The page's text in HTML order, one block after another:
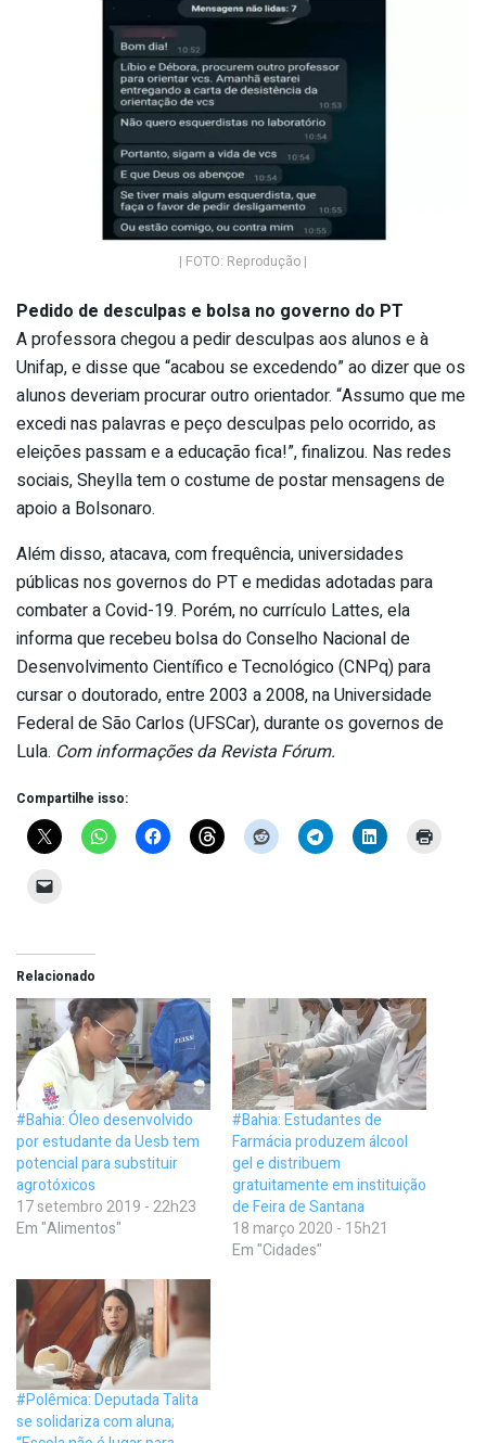
| FOTO: Reprodução |
Pedido de desculpas e bolsa no governo do PT
A professora chegou a pedir desculpas aos alunos e à
Unifap, e disse que “acabou se excedendo” ao dizer que os
alunos deveriam procurar outro orientador. “Assumo que me
excedi nas palavras e peço desculpas pelo ocorrido, as
eleições passam e a educação fica!”, finalizou. Nas redes
sociais, Sheylla tem o costume de postar mensagens de
apoio a Bolsonaro.
Além disso, atacava, com frequência, universidades
públicas nos governos do PT e medidas adotadas para
combater a Covid-19. Porém, no currículo Lattes, ela
informa que recebeu bolsa do Conselho Nacional de
Desenvolvimento Científico e Tecnológico (CNPq) para
cursar o doutorado, entre 2003 a 2008, na Universidade
Federal de São Carlos (UFSCar), durante os governos de
Lula. Com informações da Revista Fórum.
Compartilhe isso:
Relacionado
#Bahia: Óleo desenvolvido
por estudante da Uesb tem
potencial para substituir
agrotóxicos
17 setembro 2019 - 22h23
Em "Alimentos"
#Bahia: Estudantes de
Farmácia produzem álcool
gel e distribuem
gratuitamente em instituição
de Feira de Santana
18 março 2020 - 15h21
Em "Cidades"
#Polêmica: Deputada Talita
se solidariza com aluna;